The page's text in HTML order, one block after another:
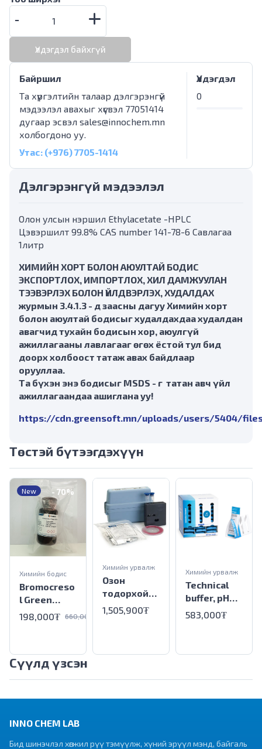
Үлдэгдэл байхгүй
Байршил
Та хүргэлтийн талаар дэлгэрэнгүй
мэдээлэл авахыг хүсвэл 77051414
дугаар эсвэл sales@innochem.mn
холбогдоно уу.
Утас: (+976) 7705-1414
Үлдэгдэл
0
Дэлгэрэнгүй мэдээлэл
Олон улсын нэршил Ethylacetate -HPLC
Цэвэршилт 99.8% CAS number 141-78-6 Савлагаа
1литр
ХИМИЙН ХОРТ БОЛОН АЮУЛТАЙ БОДИС
ЭКСПОРТЛОХ, ИМПОРТЛОХ, ХИЛ ДАМЖУУЛАН
ТЭЭВЭРЛЭХ БОЛОН ҮЙЛДВЭРЛЭХ, ХУДАЛДАХ
журмын 3.4.1.3 - д заасны дагуу Химийн хорт
болон аюултай бодисыг худалдахдаа худалдан
авагчид тухайн бодисын хор, аюулгүй
ажиллагааны лавлагааг өгөх ёстой тул бид
доорх холбоост татаж авах байдлаар
орууллаа.
Та бүхэн энэ бодисыг MSDS - г татан авч үйл
ажиллагаандаа ашиглана уу!
https://cdn.greensoft.mn/uploads/users/5404/
Төстэй бүтээгдэхүүн
New -70%
Bromocreso
l Green
Sodium Salt
Химийн бодис
198,000₮ 660,000₮
Озон
тодорхойл
огч кит, OZ-
2 загвар,
Химийн урвалж
1,505,900₮
Technical
buffer, pH
9.2, 30x20ml
sachets
Химийн урвалж
583,000₮
Сүүлд үзсэн
INNO CHEM LAB
Бид шинэчлэл хөгжил рүү тэмүүлж, хүний эрүүл мэнд, байгаль